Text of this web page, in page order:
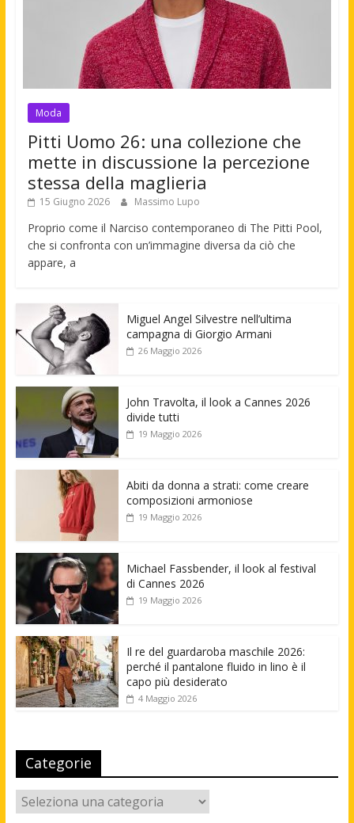
Moda
Pitti Uomo 26: una collezione che
mette in discussione la percezione
stessa della maglieria
15 Giugno 2026 Massimo Lupo
Proprio come il Narciso contemporaneo di The Pitti Pool,
che si confronta con un’immagine diversa da ciò che
appare, a
Miguel Angel Silvestre nell’ultima
campagna di Giorgio Armani
26 Maggio 2026
John Travolta, il look a Cannes 2026
divide tutti
19 Maggio 2026
Abiti da donna a strati: come creare
composizioni armoniose
19 Maggio 2026
Michael Fassbender, il look al festival
di Cannes 2026
19 Maggio 2026
Il re del guardaroba maschile 2026:
perché il pantalone fluido in lino è il
capo più desiderato
4 Maggio 2026
Categorie
Categorie